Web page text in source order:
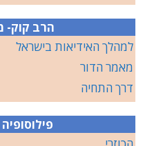
הרב קוק-
למהלך האידיאות בישראל
מאמר הדור
דרך התחיה